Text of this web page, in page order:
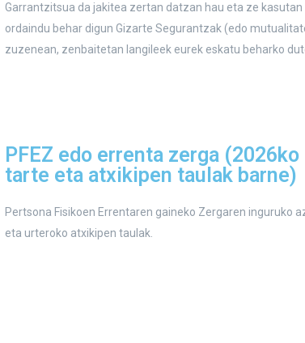
Garrantzitsua da jakitea zertan datzan hau eta ze kasutan
ordaindu behar digun Gizarte Segurantzak (edo
zuzenean, zenbaitetan langileek eurek eskatu beharko
PFEZ edo errenta zerga (2026ko
tarte eta atxikipen taulak barne)
Pertsona Fisikoen Errentaren gaineko Zergaren inguruko
eta urteroko atxikipen taulak.